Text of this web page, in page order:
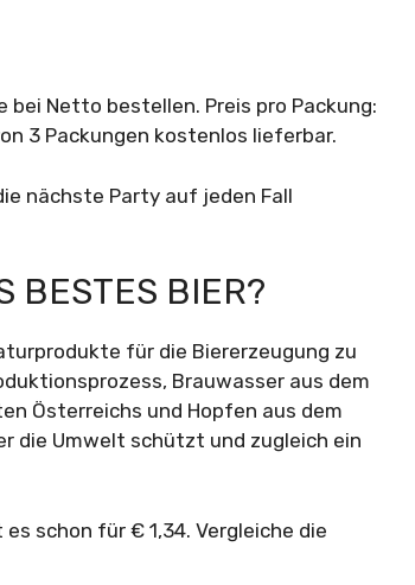
bei Netto bestellen. Preis pro Packung:
3 Packungen kostenlos lieferbar.
nächste Party auf jeden Fall
BESTES BIER?
für die Biererzeugung zu
Brauwasser aus dem
Österreichs und Hopfen aus dem
die Umwelt schützt und zugleich ein
schon für € 1,34. Vergleiche die